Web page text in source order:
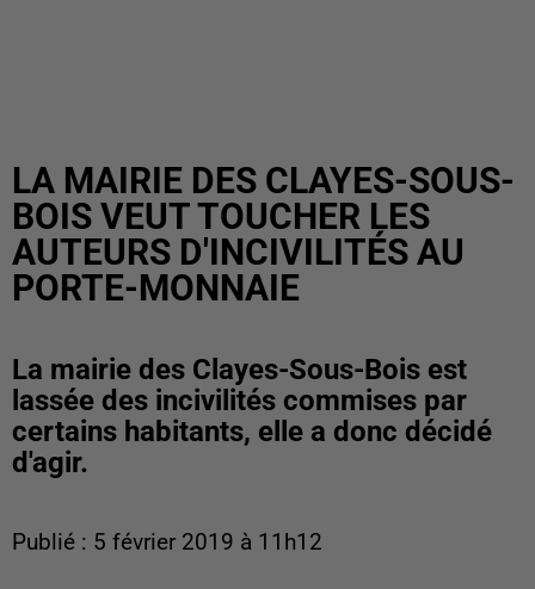
LA MAIRIE DES CLAYES-SOUS-
BOIS VEUT TOUCHER LES
AUTEURS D'INCIVILITÉS AU
PORTE-MONNAIE
La mairie des Clayes-Sous-Bois est
lassée des incivilités commises par
certains habitants, elle a donc décidé
d'agir.
Publié : 5 février 2019 à 11h12